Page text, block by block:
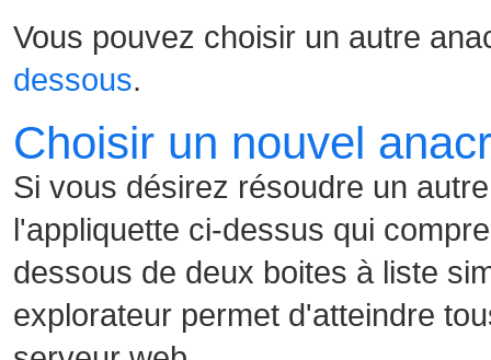
Vous pouvez choisir un autre
dessous.
Choisir un nouvel
Si vous désirez résoudre un
l'appliquette ci-dessus qui
dessous de deux boites à liste
explorateur permet d'atteindre